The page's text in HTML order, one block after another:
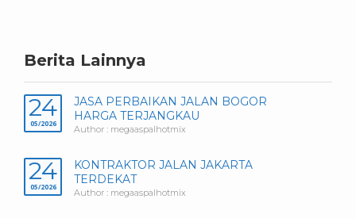
Berita Lainnya
24
05/2026
JASA PERBAIKAN JALAN BOGOR
HARGA TERJANGKAU
Author : megaaspalhotmix
24
05/2026
KONTRAKTOR JALAN JAKARTA
TERDEKAT
Author : megaaspalhotmix